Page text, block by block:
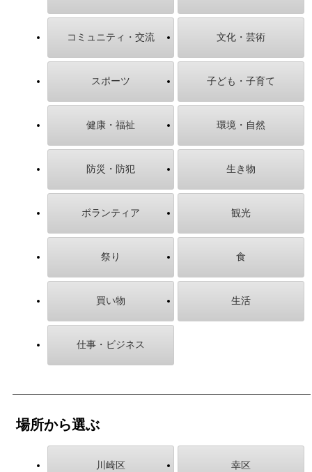
コミュニティ・交流 文化・芸術
スポーツ 子ども・子育て
健康・福祉 環境・自然
防災・防犯 生き物
ボランティア 観光
祭り 食
買い物 生活
仕事・ビジネス
場所から選ぶ
川崎区 幸区